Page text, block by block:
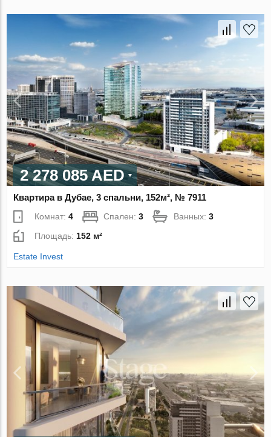
2 278 085 AED
Квартира в Дубае, 3 спальни, 152м², № 7911
Комнат:4 Спален:3 Ванных:3
Площадь: 152 м²
Estate Invest